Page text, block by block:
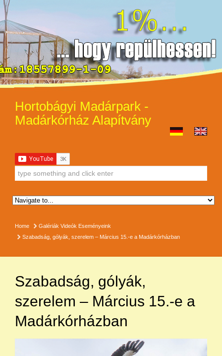
Hortobágyi Madárpark -
Madárkórház Alapítvány
Home Galériák Videók Eseményeink
Szabadság, gólyák, szerelem – Március 15.-e a Madárkórházban
Szabadság, gólyák,
szerelem – Március 15.-e a
Madárkórházban